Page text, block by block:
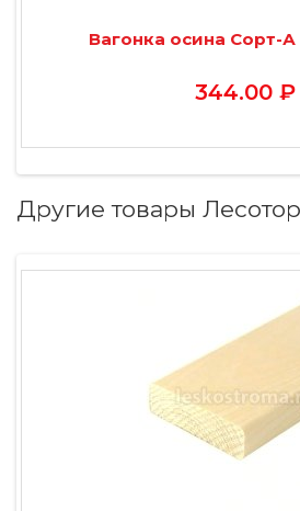
Вагонка осина Сорт-А
344.00 ₽
Другие товары